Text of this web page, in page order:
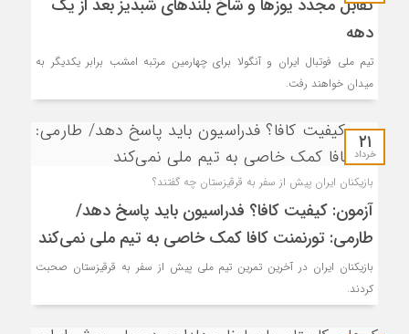
تقابل مجدد یوزها و شاخ بلندهای شبدیز بعد از یک
دهه
تیم ملی فوتبال ایران و آنگولا برای چهارمین مرتبه امشب برابر یکدیگر به
میدان خواهند رفت.
۲۱
خرداد
بازیکنان ایران پیش از سفر به قرقیزستان چه گفتند؟
آزمون: کیفیت کافا؟ فدراسیون باید پاسخ دهد/
طارمی: تورنمنت کافا کمک خاصی به تیم ملی نمی‌کند
بازیکنان ایران در آخرین تمرین تیم ملی پیش از سفر به قرقیزستان صحبت
کردند.